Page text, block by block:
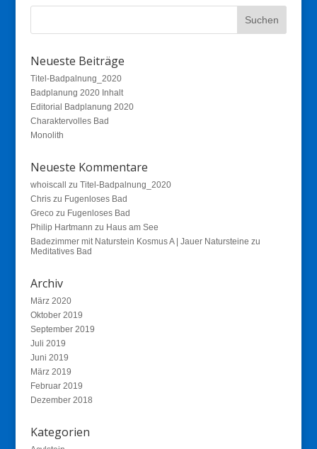
Neueste Beiträge
Titel-Badpalnung_2020
Badplanung 2020 Inhalt
Editorial Badplanung 2020
Charaktervolles Bad
Monolith
Neueste Kommentare
whoiscall zu Titel-Badpalnung_2020
Chriszu Fugenloses Bad
Greco zu Fugenloses Bad
Philip Hartmann zu Haus am See
Badezimmer mit Naturstein Kosmus A | Jauer Natursteine zu
Meditatives Bad
Archiv
März 2020
Oktober 2019
September 2019
Juli 2019
Juni 2019
März 2019
Februar 2019
Dezember 2018
Kategorien